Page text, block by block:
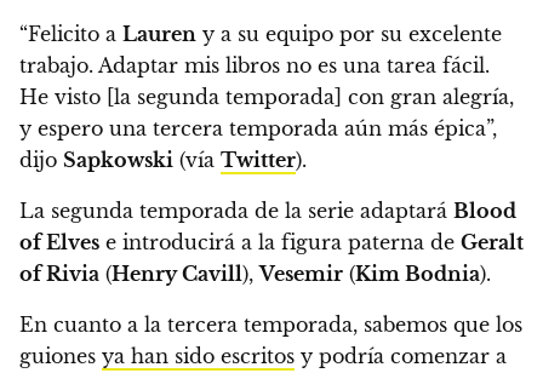
“Felicito a Lauren y a su equipo por su excelente
trabajo. Adaptar mis libros no es una tarea fácil.
He visto [la segunda temporada] con gran alegría,
y espero una tercera temporada aún más épica”,
dijo Sapkowski (vía Twitter).
La segunda temporada de la serie adaptará Blood
of Elves e introducirá a la figura paterna de Geralt
of Rivia (Henry Cavill),Vesemir (Kim Bodnia).
En cuanto a la tercera temporada, sabemos que los
guiones ya han sido escritos y podría comenzar a